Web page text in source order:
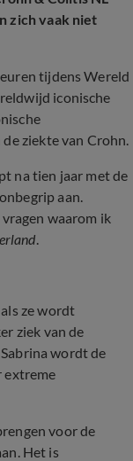
zich vaak niet
tijdens Wereld
iconische
ziekte van Crohn.
na tien jaar met de
aan.
waarom ik
.
ze wordt
ziek van de
wordt de
extreme
voor de
Het is